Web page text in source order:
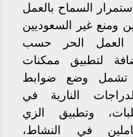
السماح بالعمل
ومنع غير السعوديين
العمل الحر حسب
لتطبيق ممكنات
تشمل وضع ضوابط
النارية في
وتطبيق الزي
في النشاط،